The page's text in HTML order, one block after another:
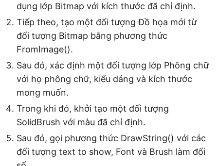
dụng lớp Bitmap với kích thước đã chỉ định.
Tiếp theo, tạo một đối tượng Đồ họa mới từ
đối tượng Bitmap bằng phương thức
FromImage().
Sau đó, xác định một đối tượng lớp Phông chữ
với họ phông chữ, kiểu dáng và kích thước
mong muốn.
Trong khi đó, khởi tạo một đối tượng
SolidBrush với màu đã chỉ định.
Sau đó, gọi phương thức DrawString() với các
đối tượng text to show, Font và Brush làm đối